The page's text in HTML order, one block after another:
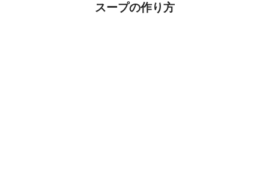
スープの作り方